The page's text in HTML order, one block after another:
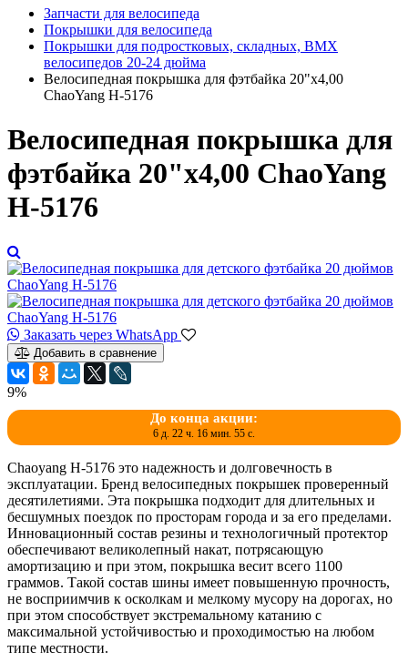
Запчасти для велосипеда
Покрышки для велосипеда
Покрышки для подростковых, складных, BMX
велосипедов 20-24 дюйма
Велосипедная покрышка для фэтбайка 20"х4,00
ChaoYang Н-5176
Велосипедная покрышка для
фэтбайка 20"х4,00 ChaoYang
Н-5176
Заказать через WhatsApp
Добавить в сравнение
9%
До конца акции:
6 д. 22 ч. 16 мин. 55 с.
Chaoyang H-5176 это надежность и долговечность в
эксплуатации. Бренд велосипедных покрышек проверенный
десятилетиями. Эта покрышка подходит для длительных и
бесшумных поездок по просторам города и за его пределами.
Инновационный состав резины и технологичный протектор
обеспечивают великолепный накат, потрясающую
амортизацию и при этом, покрышка весит всего 1100
граммов. Такой состав шины имеет повышенную прочность,
не восприимчив к осколкам и мелкому мусору на дорогах, но
при этом способствует экстремальному катанию с
максимальной устойчивостью и проходимостью на любом
типе местности.